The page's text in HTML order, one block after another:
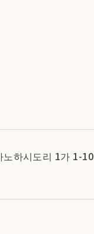
하시도리 1가 1-10